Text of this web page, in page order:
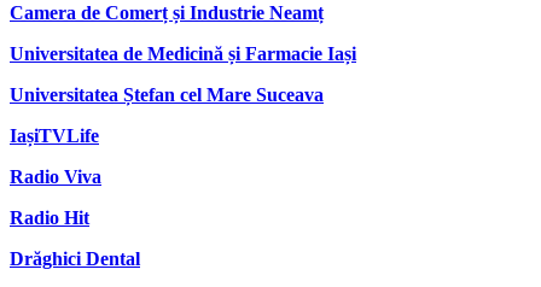
Camera de Comerț și Industrie Neamț
Universitatea de Medicină și Farmacie Iași
Universitatea Ștefan cel Mare Suceava
IașiTVLife
Radio Viva
Radio Hit
Drăghici Dental